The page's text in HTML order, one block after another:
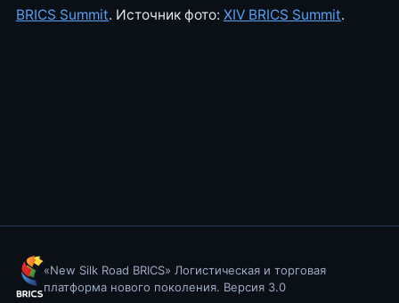
BRICS Summit. Источник фото: XIV BRICS Summit.
«New Silk Road BRICS» Логистическая и торговая
платформа нового поколения. Версия 3.0